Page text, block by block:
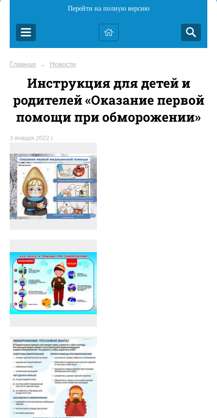
Перейти на полную версию
Главная → Новости
Инструкция для детей и
родителей «Оказание первой
помощи при обморожении»
3 января 2022 г.